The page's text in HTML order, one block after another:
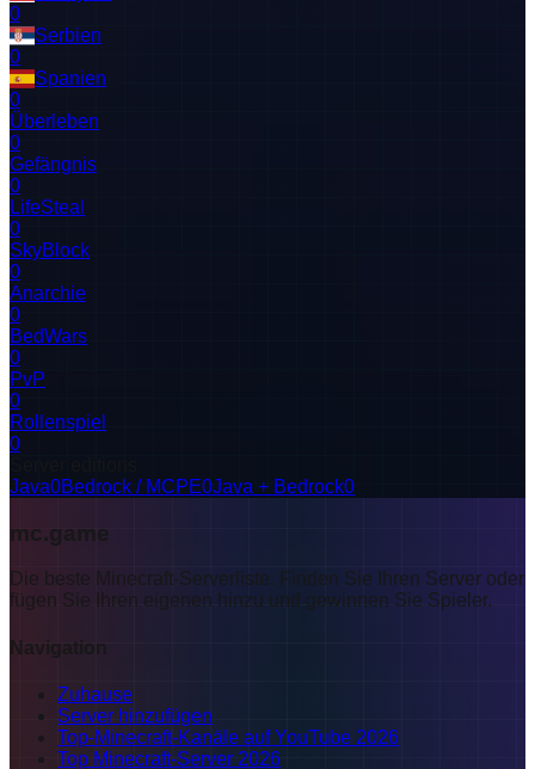
0
Serbien
0
Spanien
0
Überleben
0
Gefängnis
0
LifeSteal
0
SkyBlock
0
Anarchie
0
BedWars
0
PvP
0
Rollenspiel
0
Java0Bedrock / MCPE0Java + Bedrock0
mc.game
Die beste Minecraft-Serverliste. Finden Sie Ihren Server oder
fügen Sie Ihren eigenen hinzu und gewinnen Sie Spieler.
Navigation
Zuhause
Server hinzufügen
Top-Minecraft-Kanäle auf YouTube 2026
Top Minecraft-Server 2026